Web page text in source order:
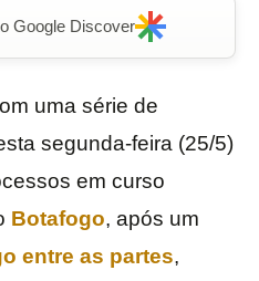
Google Discover
uma série de
segunda-feira (25/5)
em curso
Botafogo, após um
entre as partes,